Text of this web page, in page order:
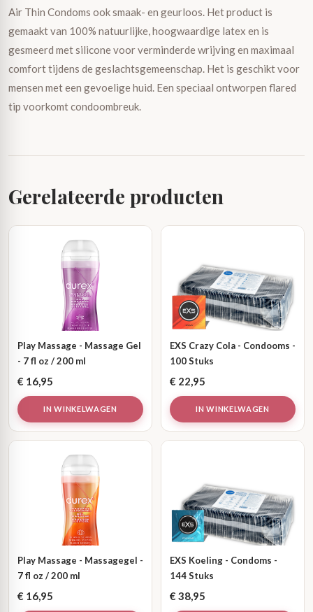
Air Thin Condoms ook smaak- en geurloos. Het product is
gemaakt van 100% natuurlijke, hoogwaardige latex en is
gesmeerd met silicone voor verminderde wrijving en maximaal
comfort tijdens de geslachtsgemeenschap. Het is geschikt voor
mensen met een gevoelige huid. Een speciaal ontworpen flared
tip voorkomt condoombreuk.
Gerelateerde producten
Play Massage - Massage Gel
- 7 fl oz / 200 ml
€ 16,95
IN WINKELWAGEN
EXS Crazy Cola - Condooms -
100 Stuks
€ 22,95
IN WINKELWAGEN
Play Massage - Massagegel -
7 fl oz / 200 ml
€ 16,95
EXS Koeling - Condoms -
144 Stuks
€ 38,95